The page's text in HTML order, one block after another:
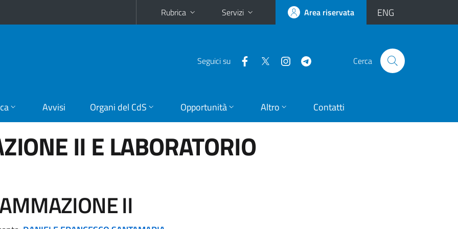
Rubrica Servizi Area riservata ENG
Seguici su Cerca
Avvisi Organi del CdS Opportunità Altro Contatti
II E LABORATORIO
II